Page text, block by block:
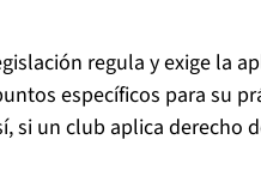
regula y exige la
específicos para su
si un club aplica derecho